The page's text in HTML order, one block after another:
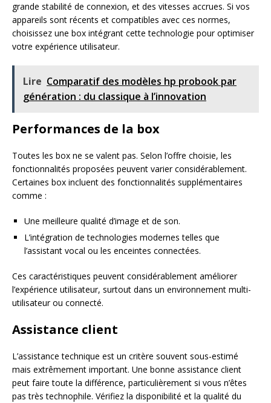
grande stabilité de connexion, et des vitesses accrues. Si vos
appareils sont récents et compatibles avec ces normes,
choisissez une box intégrant cette technologie pour optimiser
votre expérience utilisateur.
Lire Comparatif des modèles hp probook par
génération : du classique à l’innovation
Performances de la box
Toutes les box ne se valent pas. Selon l’offre choisie, les
fonctionnalités proposées peuvent varier considérablement.
Certaines box incluent des fonctionnalités supplémentaires
comme :
Une meilleure qualité d’image et de son.
L’intégration de technologies modernes telles que
l’assistant vocal ou les enceintes connectées.
Ces caractéristiques peuvent considérablement améliorer
l’expérience utilisateur, surtout dans un environnement multi-
utilisateur ou connecté.
Assistance client
L’assistance technique est un critère souvent sous-estimé
mais extrêmement important. Une bonne assistance client
peut faire toute la différence, particulièrement si vous n’êtes
pas très technophile. Vérifiez la disponibilité et la qualité du